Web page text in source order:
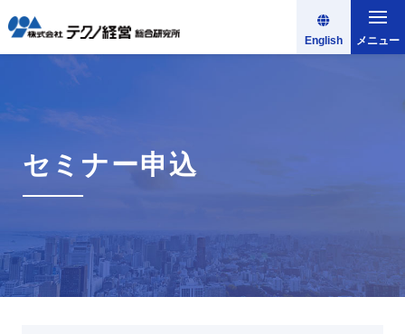
English メニュー
セミナー申込